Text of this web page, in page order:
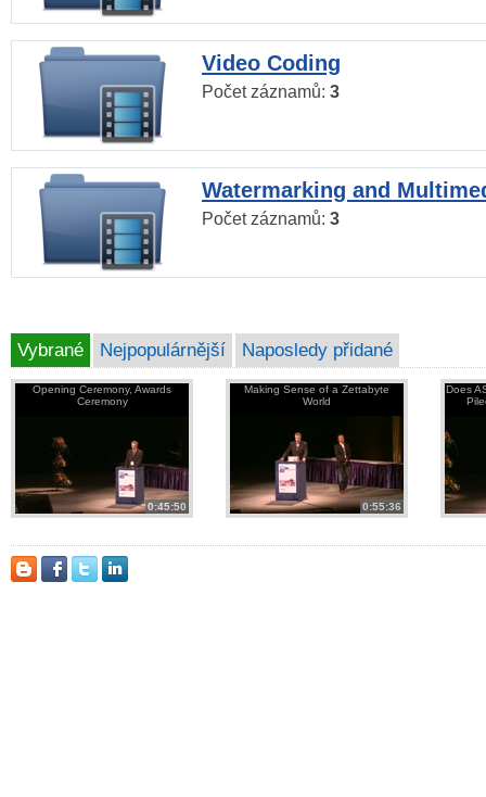
Video Coding
Počet záznamů: 3
Watermarking and
Počet záznamů: 3
Vybrané Nejpopulárnější Naposledy přidané
Opening Ceremony, Awards
Ceremony
0:45:50
Making Sense of a Zettabyte
World
0:55:36
Does